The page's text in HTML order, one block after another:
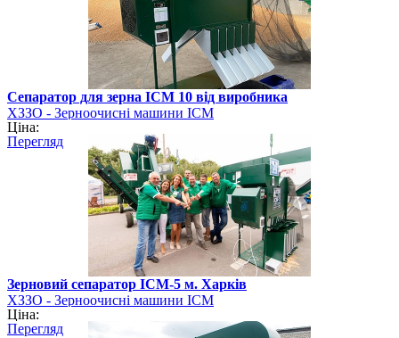
Сепаратор для зерна ІСМ 10 від виробника
ХЗЗО - Зерноочисні машини ІСМ
Ціна:
Перегляд
Зерновий сепаратор ІСМ-5 м. Харків
ХЗЗО - Зерноочисні машини ІСМ
Ціна:
Перегляд